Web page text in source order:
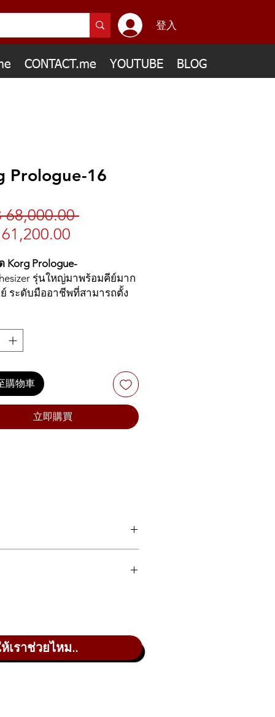
登入
CONTACT.me YOUTUBE BLOG
Prologue-16
68,000.00 一
格
價
格
Korg Prologue-
รุ่นใหญ่มาพร้อมคีย์มาก
ย์ ระดับมืออาชีพที่สามารถตั้ง
มัลติดิจิทัล พร้อมกับดิจิทัลเอน
ตัวที่พัฒนาขึ้นใหม่ให้เสียงที่
ได้มากถึง 500 เสียง พร้อม
านในแบบ Live ได้ 8 x 4 Bank
หมดเสียงแยก 4 โหมด
購物車
立即購買
Random)
เราช่วยไหม..